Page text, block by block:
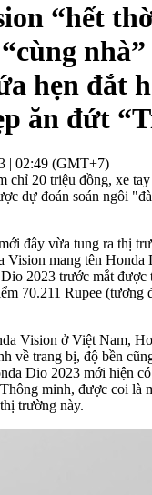
“hết
hẹn đắt
ăn đứt
| 02:49 (GMT+7)
chỉ 20 triệu đồng, xe
dự đoán soán ngôi
đây vừa tung ra thị
Vision mang tên Honda
2023 trước mắt được
70.211 Rupee (tương
Vision ở Việt Nam,
về trang bị, độ bền
Dio 2023 mới hiện
minh, được coi là
trường này.